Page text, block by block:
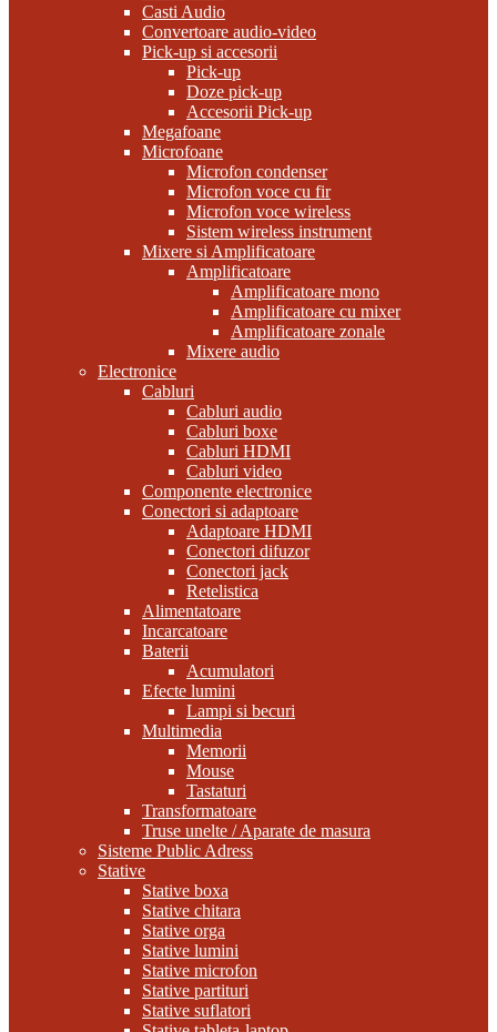
Casti Audio
Convertoare audio-video
Pick-up si accesorii
Pick-up
Doze pick-up
Accesorii Pick-up
Megafoane
Microfoane
Microfon condenser
Microfon voce cu fir
Microfon voce wireless
Sistem wireless instrument
Mixere si Amplificatoare
Amplificatoare
Amplificatoare mono
Amplificatoare cu mixer
Amplificatoare zonale
Mixere audio
Electronice
Cabluri
Cabluri audio
Cabluri boxe
Cabluri HDMI
Cabluri video
Componente electronice
Conectori si adaptoare
Adaptoare HDMI
Conectori difuzor
Conectori jack
Retelistica
Alimentatoare
Incarcatoare
Baterii
Acumulatori
Efecte lumini
Lampi si becuri
Multimedia
Memorii
Mouse
Tastaturi
Transformatoare
Truse unelte / Aparate de masura
Sisteme Public Adress
Stative
Stative boxa
Stative chitara
Stative orga
Stative lumini
Stative microfon
Stative partituri
Stative suflatori